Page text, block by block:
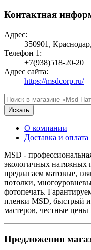
Контактная
Адрес:
350901,
Телефон 1:
+7(938)518-20-20
Адрес сайта:
https://msdcorp.ru/
Искать
О компании
Доставка и оплата
MSD -
экологичных натяжных
предлагаем матовые,
потолки,
фотопечать.
пленки MSD, быстрый
мастеров, честные
Предложения